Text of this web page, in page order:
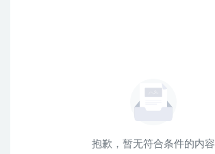
抱歉，暂无符合条件的内容